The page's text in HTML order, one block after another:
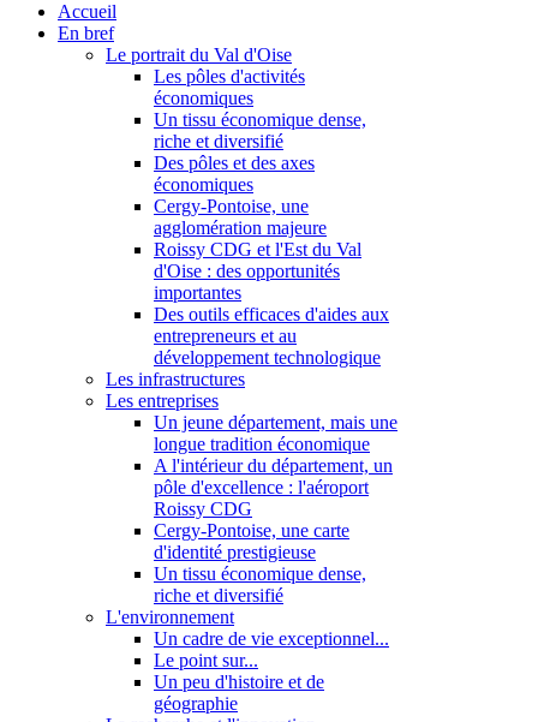
Accueil
En bref
Le portrait du Val d'Oise
Les pôles d'activités
économiques
Un tissu économique dense,
riche et diversifié
Des pôles et des axes
économiques
Cergy-Pontoise, une
agglomération majeure
Roissy CDG et l'Est du Val
d'Oise : des opportunités
importantes
Des outils efficaces d'aides aux
entrepreneurs et au
développement technologique
Les infrastructures
Les entreprises
Un jeune département, mais une
longue tradition économique
A l'intérieur du département, un
pôle d'excellence : l'aéroport
Roissy CDG
Cergy-Pontoise, une carte
d'identité prestigieuse
Un tissu économique dense,
riche et diversifié
L'environnement
Un cadre de vie exceptionnel...
Le point sur...
Un peu d'histoire et de
géographie